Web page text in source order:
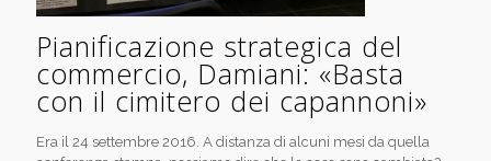
Pianificazione strategica del
commercio, Damiani: «Basta
con il cimitero dei capannoni»
Era il 24 settembre 2016. A distanza di alcuni mesi da quella